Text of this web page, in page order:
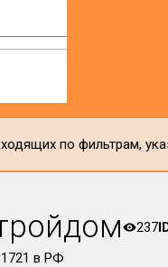
по фильтрам,
237
в РФ